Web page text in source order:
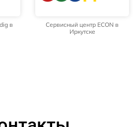
в
Сервисный центр ECON в
Иркутске